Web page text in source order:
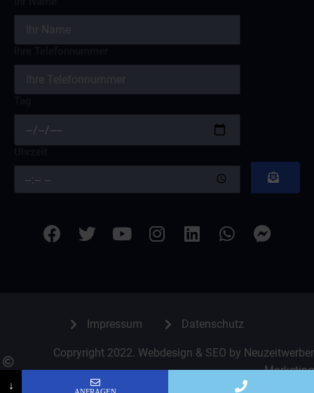
Impressum Datenschutz
Copryright 2022. Webdesign & SEO by Neuzeitwerber
Marketing
↓